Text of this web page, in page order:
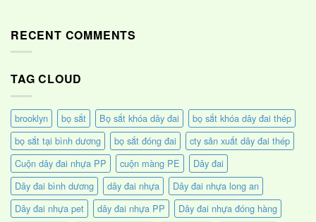
RECENT COMMENTS
TAG CLOUD
brooklyn bọ sắt Bọ sắt khóa dây đai
bọ sắt khóa dây đai thép
bọ sắt tại bình dương
bọ sắt đóng đai
cty sản xuất dây đai thép
Cuộn dây đai nhựa PP
cuộn màng PE
Dây đai
Dây đai bình dương
dây đai nhựa
Dây đai nhựa long an
Dây đai nhựa pet
dây đai nhựa PP
Dây đai nhựa đóng hàng